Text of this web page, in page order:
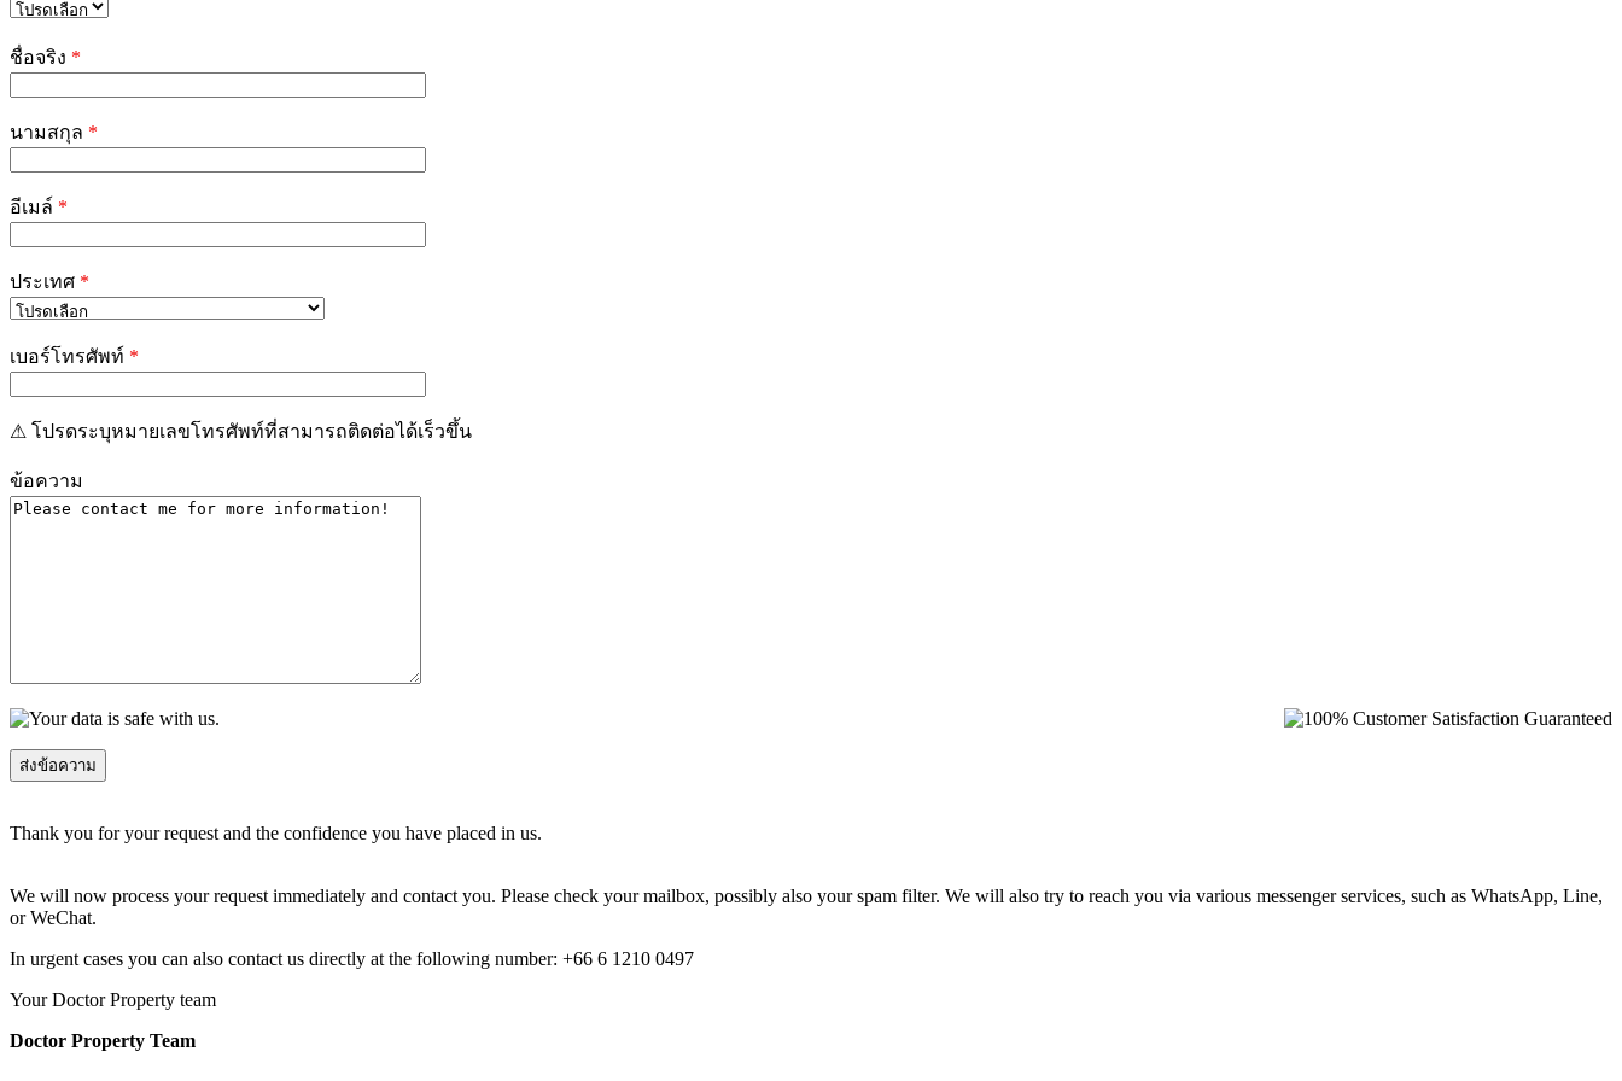
leave
this
field
ชื่อจริง *
นามสกุล *
อีเมล์ *
ประเทศ *
เบอร์โทรศัพท์ *
⚠ โปรดระบุหมายเลขโทรศัพท์ที่สามารถติดต่อได้เร็วขึ้น
ข้อความ
Thank you for your request and the confidence you have placed in us.
We will now process your request immediately and contact you. Please check your mailbox, possibly also your spam filter. We will also try to reach you via various messenger services, such as WhatsApp, Line,
or WeChat.
In urgent cases you can also contact us directly at the following number: +66 6 1210 0497
Your Doctor Property team
Doctor Property Team